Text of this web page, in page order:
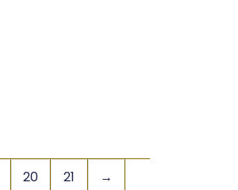
20 21 →